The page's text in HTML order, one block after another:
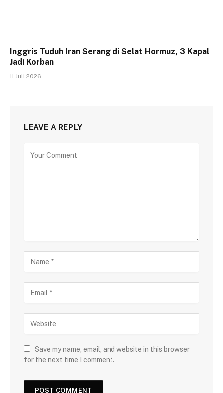
Inggris Tuduh Iran Serang di Selat Hormuz, 3 Kapal
Jadi Korban
11 Juli 2026
LEAVE A REPLY
Save my name, email, and website in this browser
for the next time I comment.